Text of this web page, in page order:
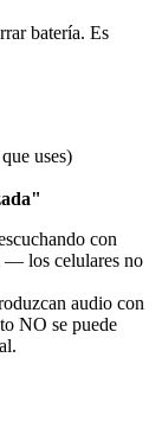
batería. Es
uses)
con
— los celulares no
audio con
NO se puede